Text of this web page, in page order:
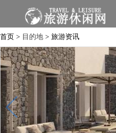
首页 > 目的地 > 旅游资讯